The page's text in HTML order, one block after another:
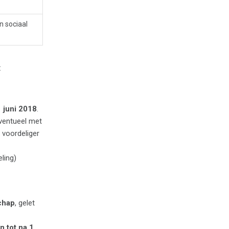
sociaal
juni 2018.
met
voordeliger
, gelet